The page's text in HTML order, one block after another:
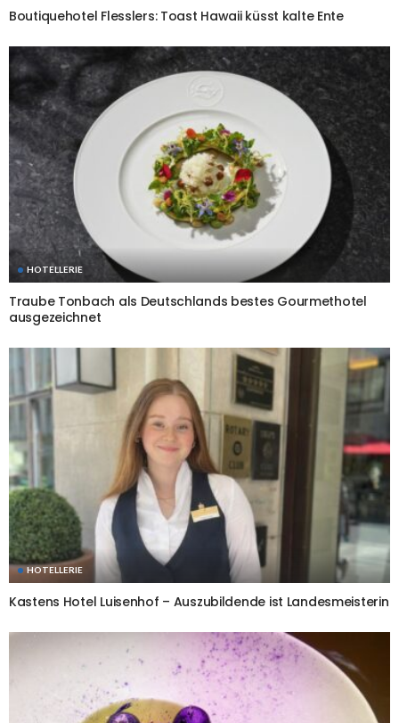
Boutiquehotel Flesslers: Toast Hawaii küsst kalte Ente
HOTELLERIE
Traube Tonbach als Deutschlands bestes Gourmethotel
ausgezeichnet
HOTELLERIE
Kastens Hotel Luisenhof – Auszubildende ist Landesmeisterin